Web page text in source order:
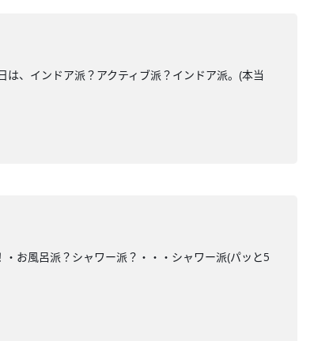
、インドア派？アクティブ派？インドア派。(本当
お風呂派？シャワー派？・・・シャワー派(パッと5